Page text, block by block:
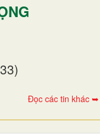
Đọc các tin khác ➥